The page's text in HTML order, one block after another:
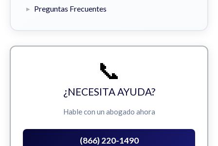
Preguntas Frecuentes
📞
¿NECESITA AYUDA?
Hable con un abogado ahora
(866) 220-1490